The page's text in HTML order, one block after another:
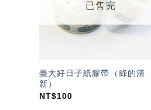
已售完
臺大好日子紙膠帶（綠的清
新）
NT$100